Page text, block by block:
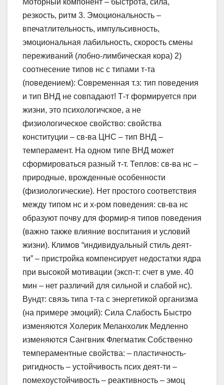
Моторный компонент – быстрота, сила,
резкость, ритм 3. Эмоциональность –
впечатлительность, импульсивность,
эмоциональная лабильность, скорость смены
переживаний (лобно-лимбическая кора) 2)
соотнесение типов нс с типами т-та
(поведением): Современная т.з: тип поведения
и тип ВНД не совпадают! Т-т формируется при
жизни, это психологичское, а не
физиологическое свойство: свойства
конституции – св-ва ЦНС – тип ВНД –
темперамент. На одном типе ВНД может
сформироваться разный т-т. Теплов: св-ва нс –
природные, врожденные особенности
(физиологические). Нет простого соответствия
между типом нс и х-ром поведения: св-ва нс
образуют почву для формир-я типов поведения
(важно также влияние воспитания и условий
жизни). Климов “индивидуальный стиль деят-
ти” – пристройка компенсирует недостатки ядра
при высокой мотивации (эксп-т: счет в уме. 40
мин – нет различий для сильной и слабой нс).
Вундт: связь типа т-та с энергетикой организма
(на примере эмоций): Сила Слабость Быстро
изменяются Холерик Меланхолик Медленно
изменяются Сангвник Флегматик Собственно
темпераментные свойства: – пластичность-
ригидность – устойчивость псих деят-ти –
помехоустойчивость – реактивность – эмоц